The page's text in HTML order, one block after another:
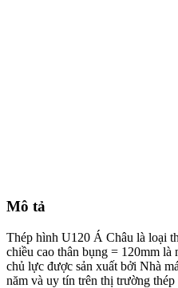
Mô tả
Thép hình U120 Á Châu là loại
chiều cao thân bụng = 120mm
chủ lực được sản xuất bởi Nhà
năm và uy tín trên thị trường